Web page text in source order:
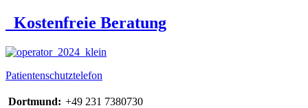
Kostenfreie Beratung
Patientenschutztelefon
Dortmund: +49 231 7380730